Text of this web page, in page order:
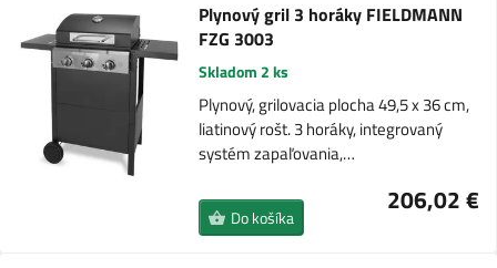
Plynový gril 3 horáky FIELDMANN
FZG 3003
Skladom 2 ks
Plynový, grilovacia plocha 49,5 x 36 cm,
liatinový rošt. 3 horáky, integrovaný
systém zapaľovania,…
206,02 €
Do košíka